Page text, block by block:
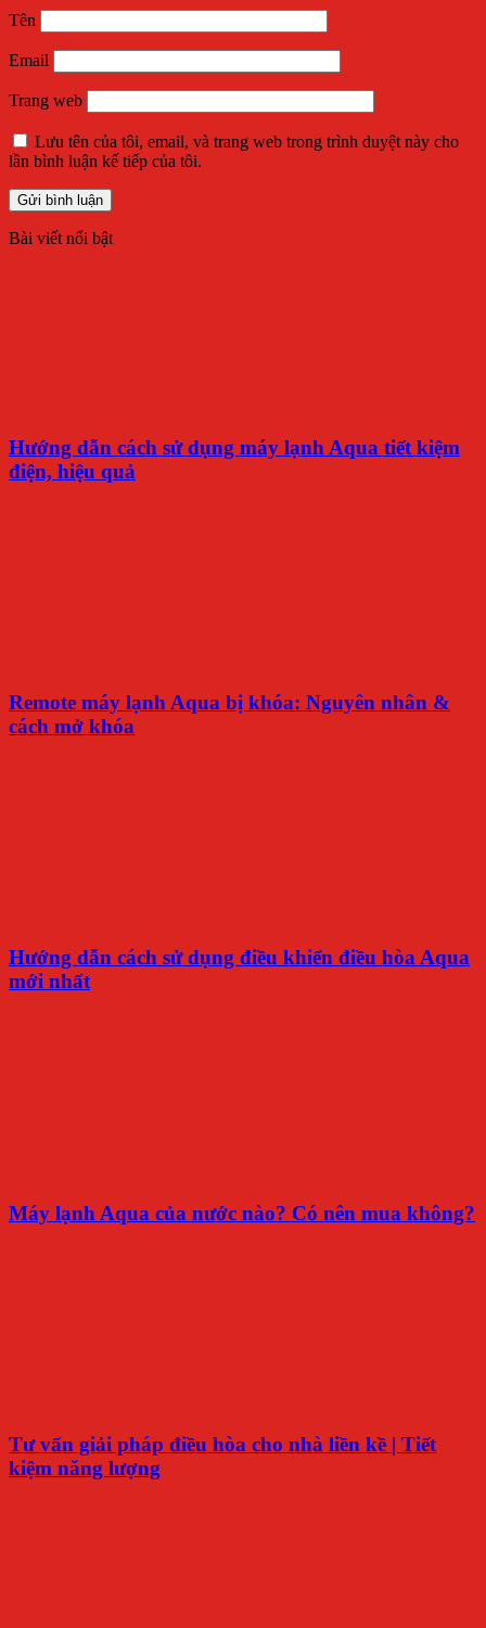
Tên
Email
Trang web
Lưu tên của tôi, email, và trang web trong trình duyệt này cho
lần bình luận kế tiếp của tôi.
Bài viết nổi bật
Hướng dẫn cách sử dụng máy lạnh Aqua tiết kiệm
điện, hiệu quả
Remote máy lạnh Aqua bị khóa: Nguyên nhân &
cách mở khóa
Hướng dẫn cách sử dụng điều khiển điều hòa Aqua
mới nhất
Máy lạnh Aqua của nước nào? Có nên mua không?
Tư vấn giải pháp điều hòa cho nhà liền kề | Tiết
kiệm năng lượng